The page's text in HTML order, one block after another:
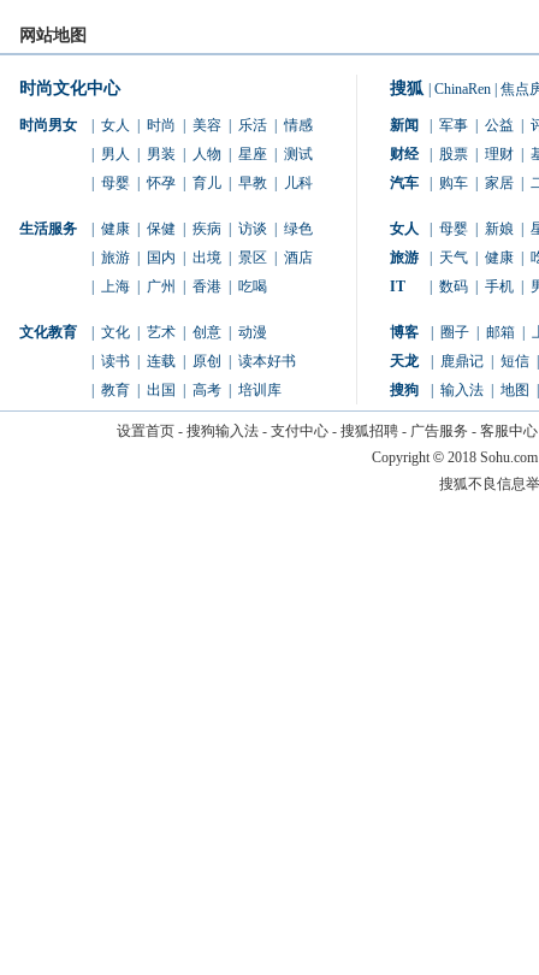
网站地图
时尚文化中心
时尚男女 女人 时尚 美容 乐活
情感
男人 男装 人物 星座
测试
母婴 怀孕 育儿 早教 儿科
生活服务 健康 保健 疾病 访谈
绿色
旅游 国内 出境 景区
酒店
上海 广州 香港 吃喝
文化教育 文化 艺术 创意
动漫
读书 连载 原创
读本好书
教育 出国 高考 培训库
搜狐 ChinaRen 焦点
新闻 军事 公益
财经
股票 理财
汽车
购车 家居
女人 母婴 新娘
旅游
天气 健康
IT
数码 手机
博客 圈子 邮箱
天龙
鹿鼎记 短信
搜狗
输入法 地图
设置首页- 搜狗输入法- 支付中心- 搜狐招聘- 广告服务 - 客服中心
Copyright © 2018
搜狐不良信息